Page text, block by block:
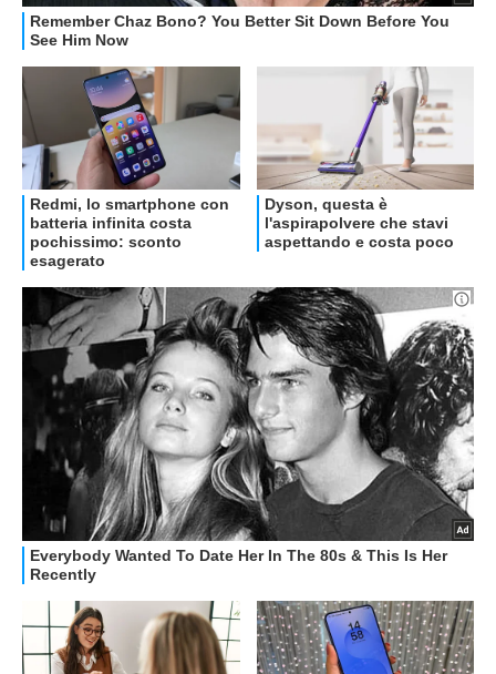
OFFERTE